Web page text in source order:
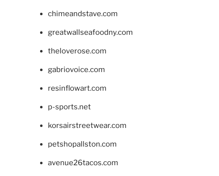
chimeandstave.com
greatwallseafoodny.com
theloverose.com
gabriovoice.com
resinflowart.com
p-sports.net
korsairstreetwear.com
petshopallston.com
avenue26tacos.com